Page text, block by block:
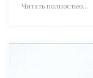
Читать полностью...